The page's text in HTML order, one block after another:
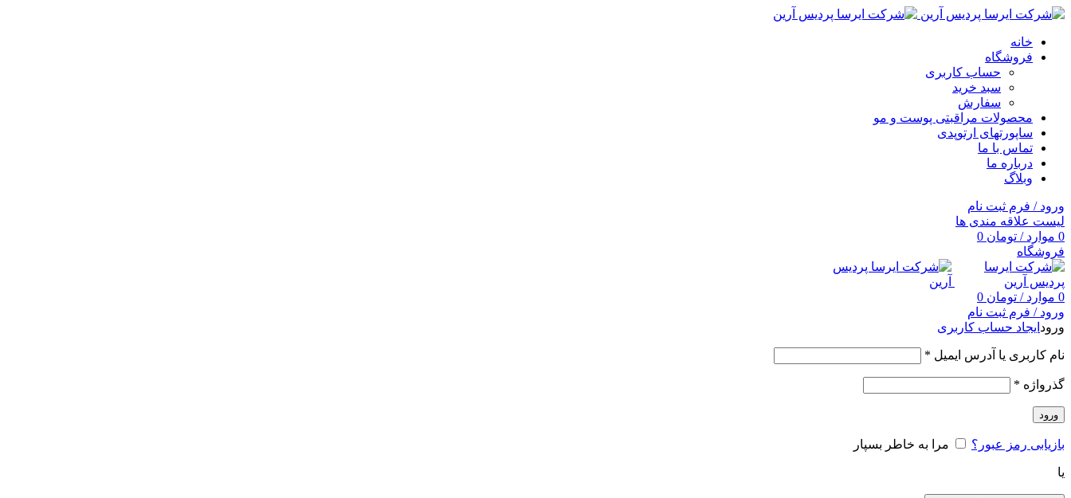
خانه
فروشگاه
حساب کاربری
سبد خرید
سفارش
محصولات مراقبتی پوست و مو
ساپورتهای ارتوپدی
تماس با ما
درباره ما
وبلاگ
ورود / فرم ثبت نام
لیست علاقه مندی ها
0 موارد / تومان
فروشگاه
0 موارد / تومان
ورود / فرم ثبت نام
ورود ایجاد حساب کاربری
نام کاربری یا آدرس ایمیل *
گذرواژه *
ورود
بازیابی رمز عبور؟ مرا به خاطر بسپار
یا